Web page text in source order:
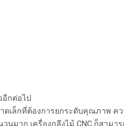
อีกต่อไป
ดเล็กที่ต้องการยกระดับคุณภาพ ค
มาก เครื่องกลึงไม้ CNC ก็สามา